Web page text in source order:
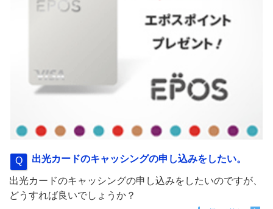
出光カードのキャッシングの申し込みをしたい。
出光カードのキャッシングの申し込みをしたいのですが、
どうすれば良いでしょうか？